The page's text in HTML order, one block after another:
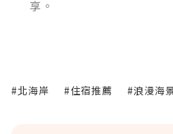
享。
#北海岸 #住宿推薦 #浪漫海